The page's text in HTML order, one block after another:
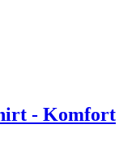
- Komfort